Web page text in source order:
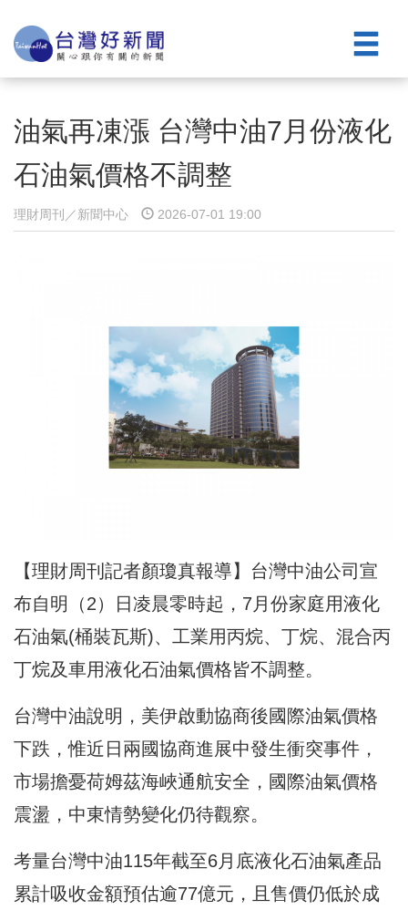
油氣再凍漲 台灣中油7月份液化
石油氣價格不調整
理財周刊／新聞中心 2026-07-01 19:00
【理財周刊記者顏瓊真報導】台灣中油公司宣
布自明（2）日凌晨零時起，7月份家庭用液化
石油氣(桶裝瓦斯)、工業用丙烷、丁烷、混合丙
丁烷及車用液化石油氣價格皆不調整。
台灣中油說明，美伊啟動協商後國際油氣價格
下跌，惟近日兩國協商進展中發生衝突事件，
市場擔憂荷姆茲海峽通航安全，國際油氣價格
震盪，中東情勢變化仍待觀察。
考量台灣中油115年截至6月底液化石油氣產品
累計吸收金額預估逾77億元，且售價仍低於成